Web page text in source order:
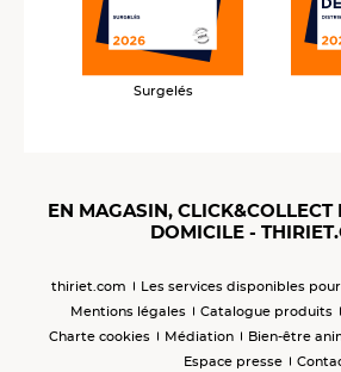
Surgelés
EN MAGASIN, CLICK&COLLECT
DOMICILE -
thiriet.com Les services disponibles
Mentions légales
Catalogue produits
Charte cookies
Médiation Bien-être
Espace presse